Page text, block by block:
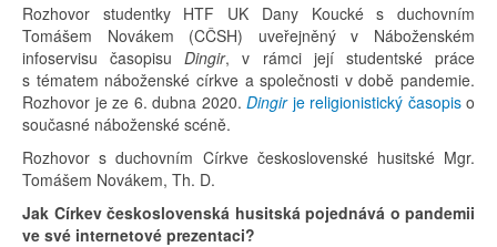
Rozhovor studentky HTF UK Dany Koucké s duchovním
Tomášem Novákem (CČSH) uveřejněný v Náboženském
infoservisu časopisuDingir, v rámci její studentské práce
s tématem náboženské církve a společnosti v době pandemie.
Rozhovor je ze 6. dubna 2020. Dingirje religionistický časopis o
současné náboženské scéně.
Rozhovor s duchovním Církve československé husitské Mgr.
Tomášem Novákem, Th. D.
Jak Církev československá husitská pojednává o pandemii
ve své internetové prezentaci?